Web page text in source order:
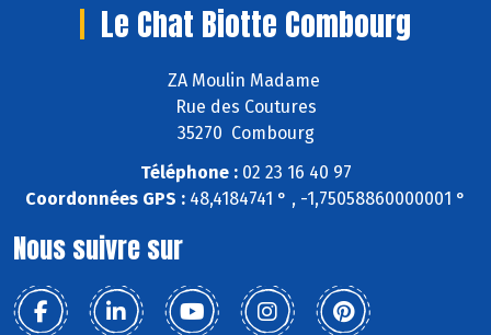
Le Chat Biotte Combourg
ZA Moulin Madame
Rue des Coutures
35270 Combourg
Téléphone :02 23 16 40 97
Coordonnées GPS : 48,4184741 ° , -1,75058860000001 °
Nous suivre sur